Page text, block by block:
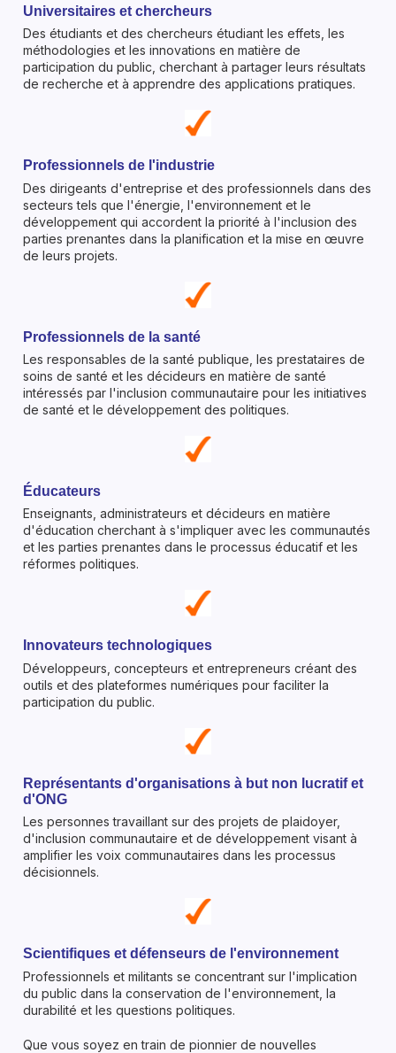
Universitaires et chercheurs
Des étudiants et des chercheurs étudiant les effets, les
méthodologies et les innovations en matière de
participation du public, cherchant à partager leurs résultats
de recherche et à apprendre des applications pratiques.
Professionnels de l'industrie
Des dirigeants d'entreprise et des professionnels dans des
secteurs tels que l'énergie, l'environnement et le
développement qui accordent la priorité à l'inclusion des
parties prenantes dans la planification et la mise en œuvre
de leurs projets.
Professionnels de la santé
Les responsables de la santé publique, les prestataires de
soins de santé et les décideurs en matière de santé
intéressés par l'inclusion communautaire pour les initiatives
de santé et le développement des politiques.
Éducateurs
Enseignants, administrateurs et décideurs en matière
d'éducation cherchant à s'impliquer avec les communautés
et les parties prenantes dans le processus éducatif et les
réformes politiques.
Innovateurs technologiques
Développeurs, concepteurs et entrepreneurs créant des
outils et des plateformes numériques pour faciliter la
participation du public.
Représentants d'organisations à but non lucratif et
d'ONG
Les personnes travaillant sur des projets de plaidoyer,
d'inclusion communautaire et de développement visant à
amplifier les voix communautaires dans les processus
décisionnels.
Scientifiques et défenseurs de l'environnement
Professionnels et militants se concentrant sur l'implication
du public dans la conservation de l'environnement, la
durabilité et les questions politiques.
Que vous soyez en train de pionnier de nouvelles